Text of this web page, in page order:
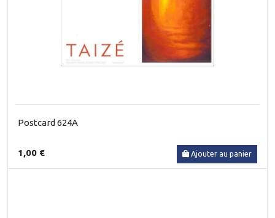
Postcard 624A
1,00 € Ajouter au panier